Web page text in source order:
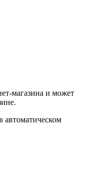
магазина и может
автоматическом